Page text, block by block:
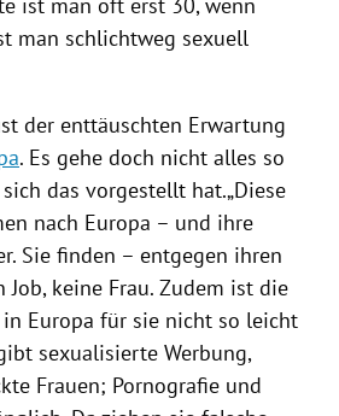
man schlichtweg sexuell
der enttäuschten Erwartung
. Es gehe doch nicht alles so
das vorgestellt hat.„Diese
nach Europa – und ihre
Sie finden – entgegen ihren
keine Frau. Zudem ist die
Europa für sie nicht so leicht
sexualisierte Werbung,
Frauen; Pornografie und